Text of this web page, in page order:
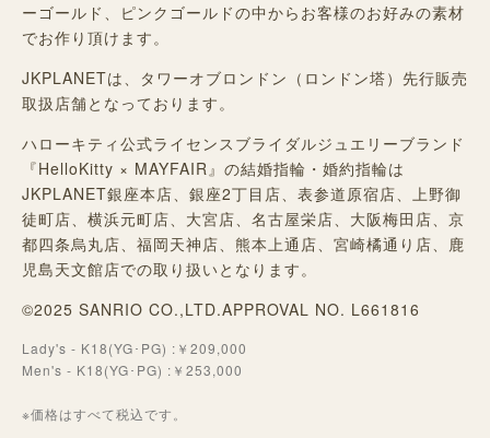
ーゴールド、ピンクゴールドの中からお客様のお好みの素材
でお作り頂けます。
JKPLANETは、タワーオブロンドン（ロンドン塔）先行販売
取扱店舗となっております。
ハローキティ公式ライセンスブライダルジュエリーブランド
『HelloKitty × MAYFAIR』の結婚指輪・婚約指輪は
JKPLANET銀座本店、銀座2丁目店、表参道原宿店、上野御
徒町店、横浜元町店、大宮店、名古屋栄店、大阪梅田店、京
都四条烏丸店、福岡天神店、熊本上通店、宮崎橘通り店、鹿
児島天文館店での取り扱いとなります。
©2025 SANRIO CO.,LTD.APPROVAL NO. L661816
Lady's - K18(YG･PG) :￥209,000
Men's - K18(YG･PG) :￥253,000
※価格はすべて税込です。